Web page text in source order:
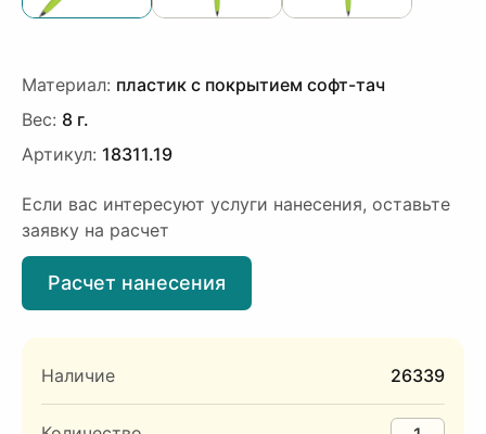
Материал: пластик с покрытием софт-тач
Вес: 8 г.
Артикул: 18311.19
Если вас интересуют услуги нанесения, оставьте
заявку на расчет
Расчет нанесения
Наличие 26339